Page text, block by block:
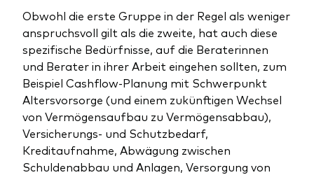
Obwohl die erste Gruppe in der Regel als weniger
anspruchsvoll gilt als die zweite, hat auch diese
spezifische Bedürfnisse, auf die Beraterinnen
und Berater in ihrer Arbeit eingehen sollten, zum
Beispiel Cashflow-Planung mit Schwerpunkt
Altersvorsorge (und einem zukünftigen Wechsel
von Vermögensaufbau zu Vermögensabbau),
Versicherungs- und Schutzbedarf,
Kreditaufnahme, Abwägung zwischen
Schuldenabbau und Anlagen, Versorgung von